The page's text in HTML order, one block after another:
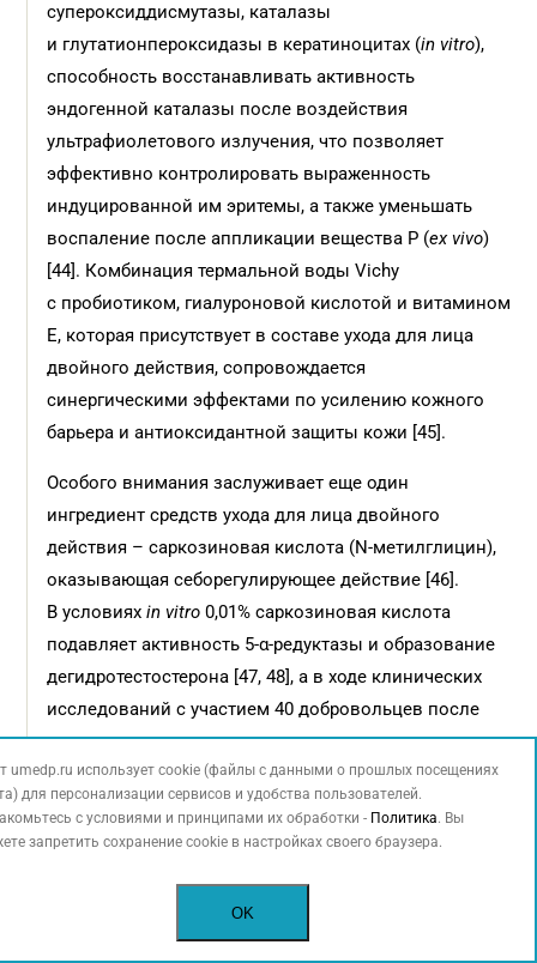
супероксиддисмутазы, каталазы
и глутатионпероксидазы в кератиноцитах (in vitro),
способность восстанавливать активность
эндогенной каталазы после воздействия
ультрафиолетового излучения, что позволяет
эффективно контролировать выраженность
индуцированной им эритемы, а также уменьшать
воспаление после аппликации вещества P (ex vivo)
[44]. Комбинация термальной воды Vichy
с пробиотиком, гиалуроновой кислотой и витамином
Е, которая присутствует в составе ухода для лица
двойного действия, сопровождается
синергическими эффектами по усилению кожного
барьера и антиоксидантной защиты кожи [45].
Особого внимания заслуживает еще один
ингредиент средств ухода для лица двойного
действия – саркозиновая кислота (N-метилглицин),
оказывающая себорегулирующее действие [46].
В условияхin vitro 0,01% саркозиновая кислота
подавляет активность 5-α-редуктазы и образование
дегидротестостерона [47, 48], а в ходе клинических
исследований с участием 40 добровольцев после
четырех недель применения снижала продукцию
кожного сала в четыре раза эффективнее
цинка глюконата.
Применение ухода Normaderm для лица
в клинической практике возможно как в виде
монотерапии, так и в составе комплексного лечения
umedp.ru использует cookie (файлы с данными о прошлых посещениях
для персонализации сервисов и удобства пользователей.
с условиями и принципами их обработки - Политика. Вы
запретить сохранение cookie в настройках своего браузера.
OK